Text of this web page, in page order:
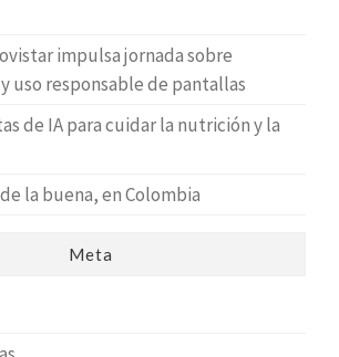
impulsa jornada sobre
uso responsable de pantallas
de IA para cuidar la nutrición y la
la buena, en Colombia
Meta